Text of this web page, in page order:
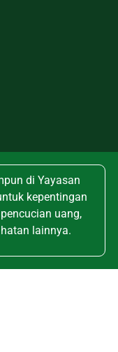
di Yayasan
kepentingan
uang,
lainnya.